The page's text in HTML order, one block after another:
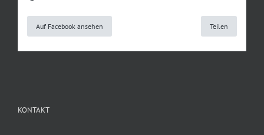
Auf Facebook ansehen Teilen
KONTAKT